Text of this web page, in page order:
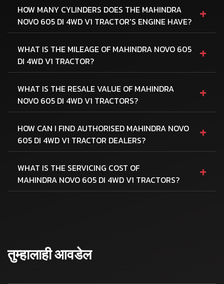
HOW MANY CYLINDERS DOES THE MAHINDRA
NOVO 605 DI 4WD V1 TRACTOR'S ENGINE HAVE?
+
WHAT IS THE MILEAGE OF MAHINDRA NOVO 605
DI 4WD V1 TRACTOR?
+
WHAT IS THE RESALE VALUE OF MAHINDRA
NOVO 605 DI 4WD V1 TRACTORS?
+
HOW CAN I FIND AUTHORISED MAHINDRA NOVO
605 DI 4WD V1 TRACTOR DEALERS?
+
WHAT IS THE SERVICING COST OF
MAHINDRA NOVO 605 DI 4WD V1 TRACTORS?
+
तुम्हालाही आवडेल